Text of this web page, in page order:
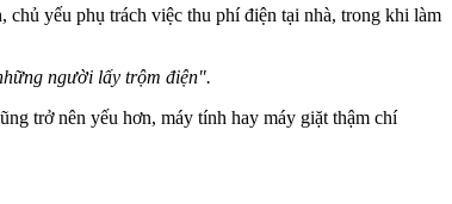
yếu phụ trách việc thu phí điện tại nhà, trong khi làm
người lấy trộm điện".
trở nên yếu hơn, máy tính hay máy giặt thậm chí